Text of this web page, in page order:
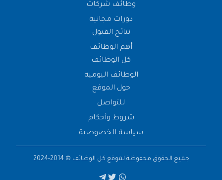
وظائف شركات
دورات مجانية
نتائج القبول
أهم الوظائف
كل الوظائف
الوظائف اليومية
حول الموقع
للتواصل
شروط وأحكام
سياسة الخصوصية
جميع الحقوق محفوظة لموقع كل الوظائف © 2014-2024